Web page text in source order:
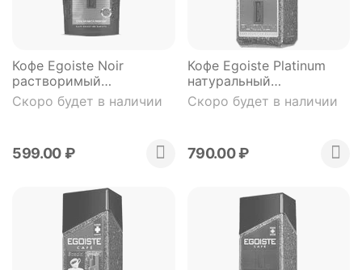
Кофе Egoiste Noir
растворимый
сублимированный 70 гр
м/у
Скоро будет в наличии
599.00₽
Кофе Egoiste Platinum
натуральный
растворимый
сублимированный 100 гр
Скоро будет в наличии
790.00₽